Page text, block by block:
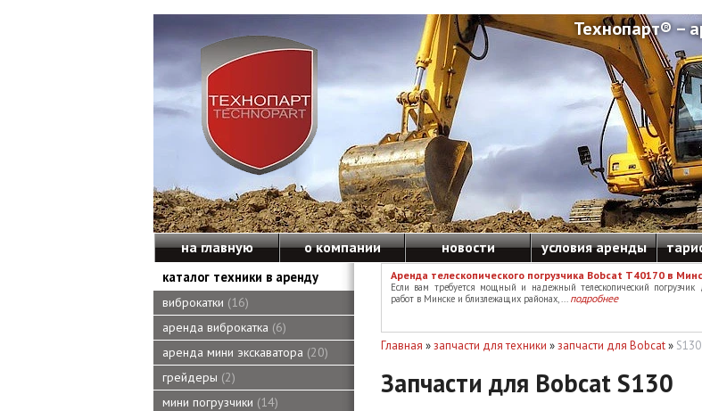
Технопарт® –
на главную о компании новости условия аренды
каталог техники в аренду
виброкатки
16
аренда виброкатка 6
аренда мини экскаватора 20
грейдеры 2
мини погрузчики
14
Аренда телескопического погрузчика Bobcat T40170 в
Если вам требуется мощный и надежный телескопический погрузчик
работ в Минске и близлежащих районах, ... подробнее
Главная »запчасти для техники »запчасти для Bobcat» S130
Запчасти для Bobcat S130